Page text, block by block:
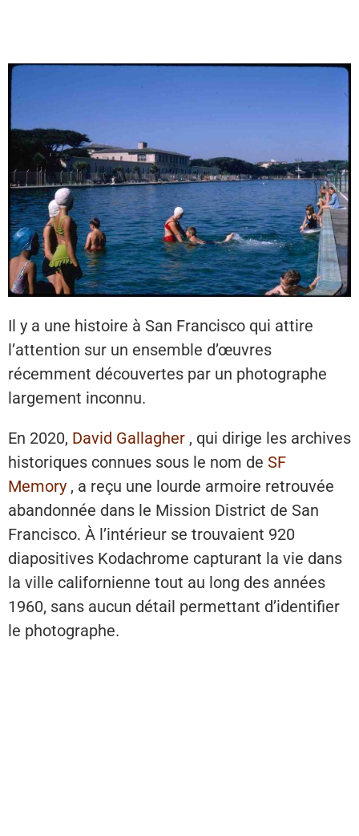
Il y a une histoire à San Francisco qui attire
l’attention sur un ensemble d’œuvres
récemment découvertes par un photographe
largement inconnu.
En 2020, David Gallagher , qui dirige les archives
historiques connues sous le nom de SF
Memory , a reçu une lourde armoire retrouvée
abandonnée dans le Mission District de San
Francisco. À l’intérieur se trouvaient 920
diapositives Kodachrome capturant la vie dans
la ville californienne tout au long des années
1960, sans aucun détail permettant d’identifier
le photographe.